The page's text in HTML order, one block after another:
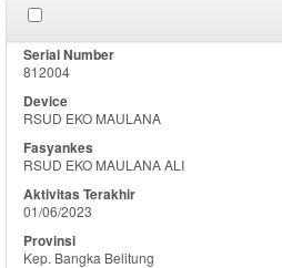
812004
RSUD EKO MAULANA
RSUD EKO MAULANA ALI
01/06/2023
Kep. Bangka Belitung